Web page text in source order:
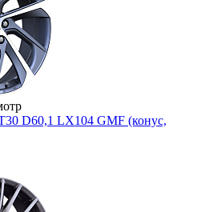
D60,1 LX104 GMF (конус,